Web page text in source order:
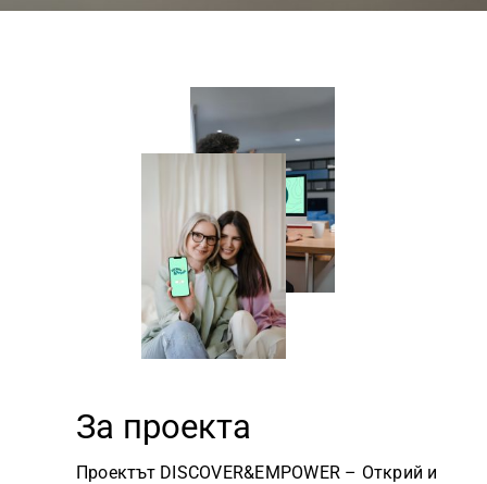
За проекта
Проектът DISCOVER&EMPOWER – Открий и